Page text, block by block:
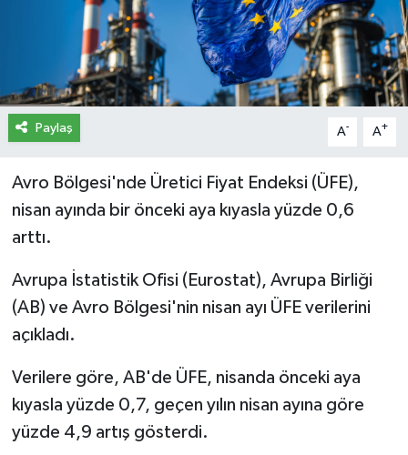
Paylaş A- A+
Avro Bölgesi'nde Üretici Fiyat Endeksi (ÜFE),
nisan ayında bir önceki aya kıyasla yüzde 0,6
arttı.
Avrupa İstatistik Ofisi (Eurostat), Avrupa Birliği
(AB) ve Avro Bölgesi'nin nisan ayı ÜFE verilerini
açıkladı.
Verilere göre, AB'de ÜFE, nisanda önceki aya
kıyasla yüzde 0,7, geçen yılın nisan ayına göre
yüzde 4,9 artış gösterdi.